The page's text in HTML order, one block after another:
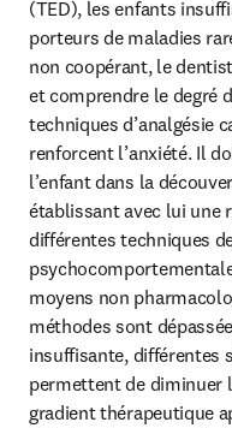
(TED), les enfants
porteurs de maladies
non coopérant, le
et comprendre le degré
techniques d’analgésie
renforcent l’anxiété. Il
l’enfant dans la
établissant avec lui une
différentes techniques
moyens non
méthodes sont
insuffisante, différentes
permettent de diminuer
gradient thérapeutique